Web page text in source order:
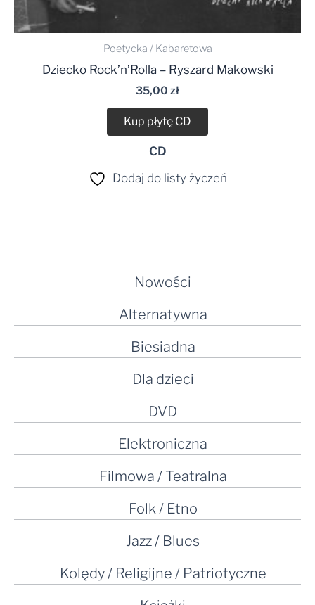
Nowości
Alternatywna
Biesiadna
Dla dzieci
DVD
Elektroniczna
Filmowa / Teatralna
Folk / Etno
Jazz / Blues
Kolędy / Religijne / Patriotyczne
Poetycka / Kabaretowa
Dziecko Rock’n’Rolla – Ryszard Makowski
35,00 zł
Kup płytę CD
CD
Dodaj do listy życzeń